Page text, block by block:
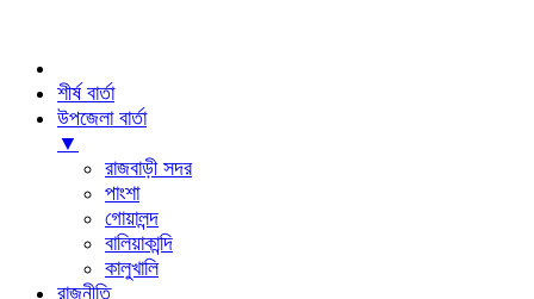
শীর্ষ বার্তা
উপজেলা বার্তা
▼
রাজবাড়ী সদর
পাংশা
গোয়ালন্দ
বালিয়াকান্দি
কালুখালি
রাজনীতি